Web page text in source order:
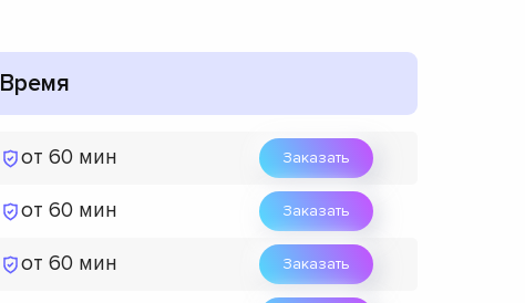
Время
от 60 мин Заказать
от 60 мин Заказать
от 60 мин Заказать